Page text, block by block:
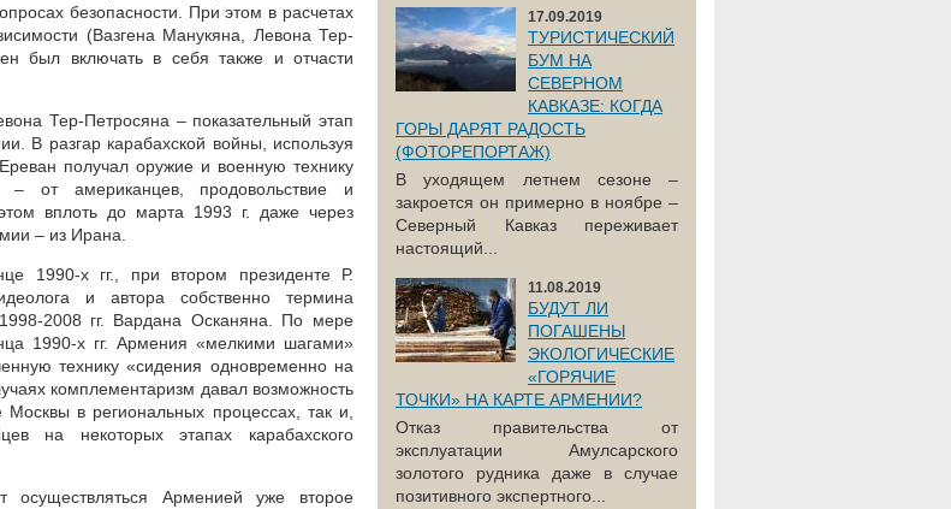
безопасности. При этом в расчетах
(Вазгена Манукяна, Левона Тер-
был включать в себя также и отчасти
Тер-Петросяна – показательный этап
В разгар карабахской войны, используя
получал оружие и военную технику
– от американцев, продовольствие и
вплоть до марта 1993 г. даже через
– из Ирана.
1990-х гг., при втором президенте Р.
и автора собственно термина
2008 гг. Вардана Осканяна. По мере
1990-х гг. Армения «мелкими шагами»
технику «сидения одновременно на
комплементаризм давал возможность
в региональных процессах, так и,
на некоторых этапах карабахского
осуществляться Арменией уже второе
17.09.2019
ТУРИСТИЧЕСКИЙ
БУМ НА
СЕВЕРНОМ
КАВКАЗЕ: КОГДА
ГОРЫ ДАРЯТ РАДОСТЬ
(ФОТОРЕПОРТАЖ)
В уходящем летнем сезоне –
закроется он примерно в ноябре –
Северный Кавказ переживает
настоящий...
11.08.2019
БУДУТ ЛИ
ПОГАШЕНЫ
ЭКОЛОГИЧЕСКИЕ
«ГОРЯЧИЕ
ТОЧКИ» НА КАРТЕ АРМЕНИИ?
Отказ правительства от
эксплуатации Амулсарского
золотого рудника даже в случае
позитивного экспертного...